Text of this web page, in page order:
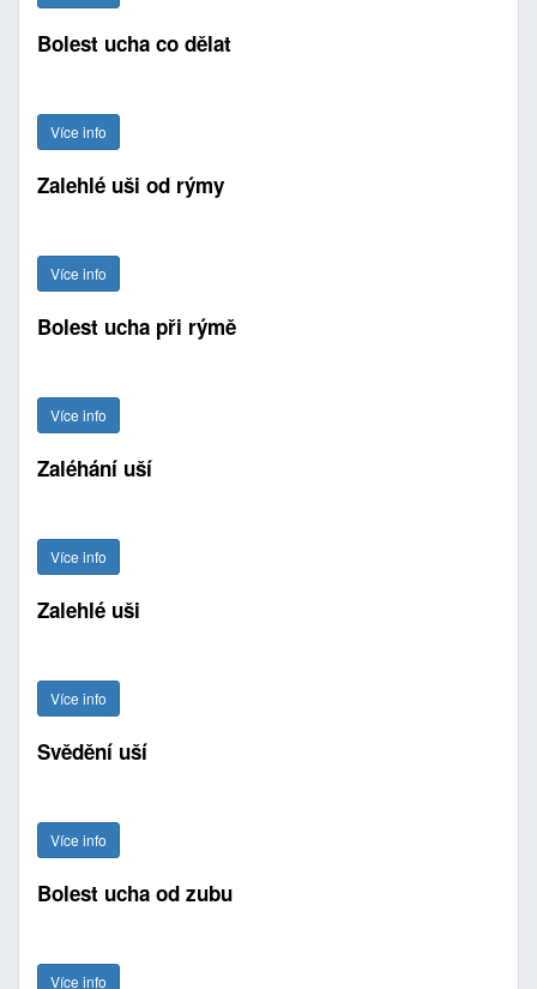
Bolest ucha co dělat
Více info
Zalehlé uši od rýmy
Více info
Bolest ucha při rýmě
Více info
Zaléhání uší
Více info
Zalehlé uši
Více info
Svědění uší
Více info
Bolest ucha od zubu
Více info